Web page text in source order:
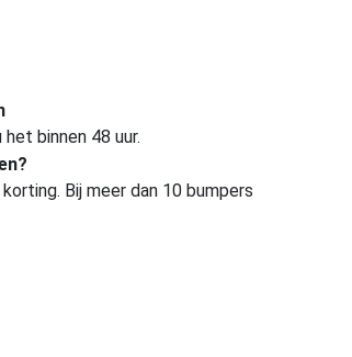
binnen 48 uur.
Bij meer dan 10 bumpers